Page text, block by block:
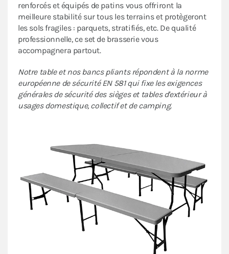
renforcés et équipés de patins vous offriront la
meilleure stabilité sur tous les terrains et protègeront
les sols fragiles : parquets, stratifiés, etc. De qualité
professionnelle, ce set de brasserie vous
accompagnera partout.
Notre table et nos bancs pliants répondent à la norme
européenne de sécurité EN 581 qui fixe les exigences
générales de sécurité des sièges et tables d'extérieur à
usages domestique, collectif et de camping.